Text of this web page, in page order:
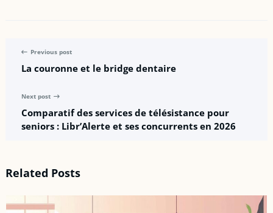
Previous post
La couronne et le bridge dentaire
Next post
Comparatif des services de télésistance pour
seniors : Libr’Alerte et ses concurrents en 2026
Related Posts